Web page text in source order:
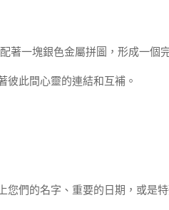
著一塊銀色金屬拼圖，形成一個
彼此間心靈的連結和互補。
們的名字、重要的日期，或是特